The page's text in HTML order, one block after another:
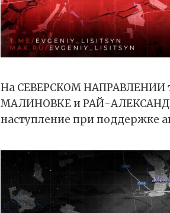
На СЕВЕРСКОМ НАПРАВЛЕНИИ
МАЛИНОВКЕ и РАЙ-
наступление при поддержке